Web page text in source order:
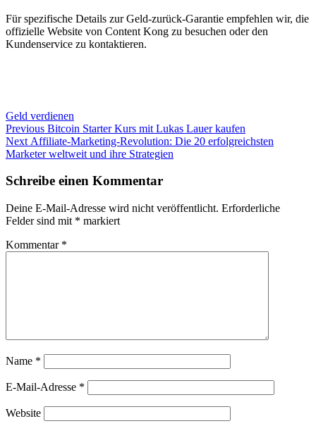
Für spezifische Details zur Geld-zurück-Garantie empfehlen wir, die
offizielle Website von Content Kong zu besuchen oder den
Kundenservice zu kontaktieren.
Geld verdienen
Beitragsnavigation
Previous Previous
post:
Bitcoin Starter Kurs mit Lukas Lauer kaufen
Next Next
post:
Affiliate-Marketing-Revolution: Die 20 erfolgreichsten
Marketer weltweit und ihre Strategien
Schreibe einen Kommentar
Deine E-Mail-Adresse wird nicht veröffentlicht. Erforderliche
Felder sind mit * markiert
Kommentar *
Name *
E-Mail-Adresse *
Website